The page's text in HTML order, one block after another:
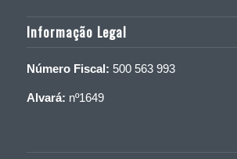
Informação Legal
Número Fiscal: 500 563 993
Alvará: nº1649